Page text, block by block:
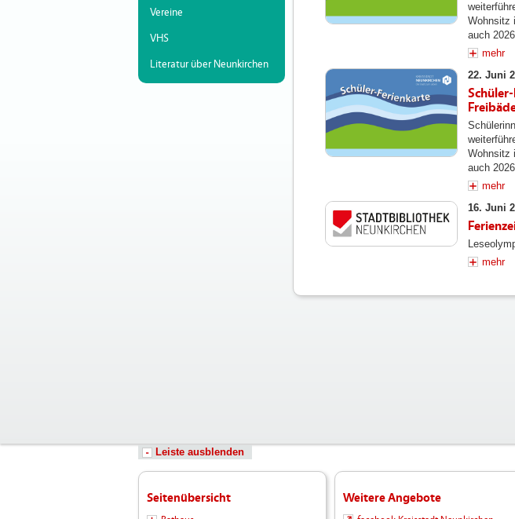
Vereine
VHS
Literatur über Neunkirchen
Wohnsitz
auch
mehr
22. Juni
Wohnsitz
auch
mehr
16. Juni
mehr
Leiste ausblenden
Seitenübersicht Weitere Angebote